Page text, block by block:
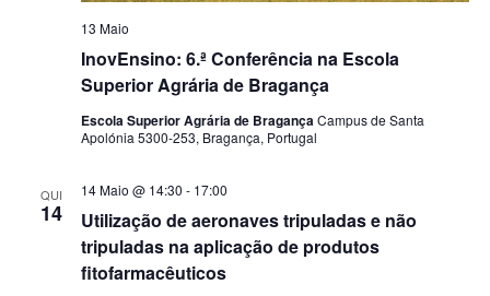
InovEnsino: 6.ª Conferência na Escola
Superior Agrária de Bragança
13 Maio
Escola Superior Agrária de BragançaCampus de Santa
Apolónia 5300-253, Bragança, Portugal
QUI
14
Utilização de aeronaves tripuladas e não
tripuladas na aplicação de produtos
fitofarmacêuticos
14 Maio @ 14:30 - 17:00